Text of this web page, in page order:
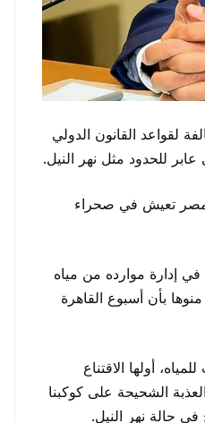
لقواعد القانون الدولي
عابر للحدود مثل نهر النيل.
مصر تعيش في صحراء
في إدارة موارده من مياه
بأن أسبوع القاهرة
للمياه، أولها الاقتناع
الشحيحة على كوكبنا
في حالة نهر النيل.